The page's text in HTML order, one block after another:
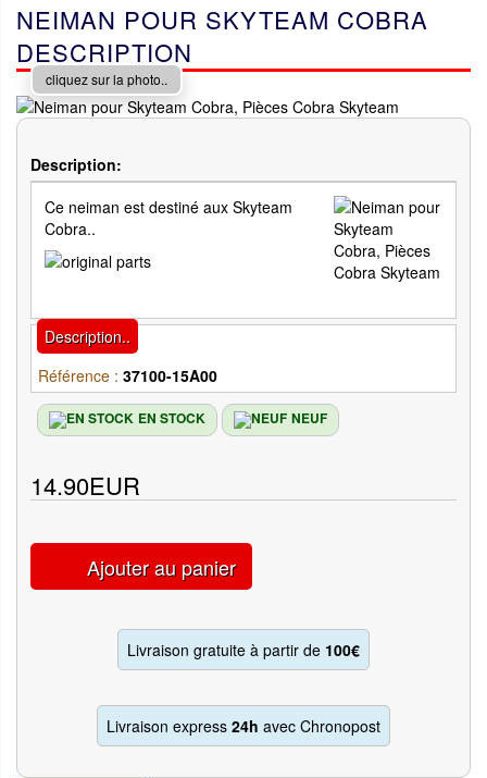
NEIMAN POUR SKYTEAM COBRA
DESCRIPTION
cliquez sur la photo..
Description:
Ce neiman est destiné aux Skyteam
Cobra..
Description..
Référence : 37100-15A00
EN STOCK NEUF
14.90EUR
Ajouter au panier
Livraison gratuite à partir de 100€
Livraison express 24h avec Chronopost